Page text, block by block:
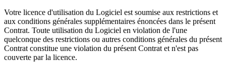
Votre licence d'utilisation du Logiciel est soumise aux restrictions et
aux conditions générales supplémentaires énoncées dans le présent
Contrat. Toute utilisation du Logiciel en violation de l'une
quelconque des restrictions ou autres conditions générales du présent
Contrat constitue une violation du présent Contrat et n'est pas
couverte par la licence.